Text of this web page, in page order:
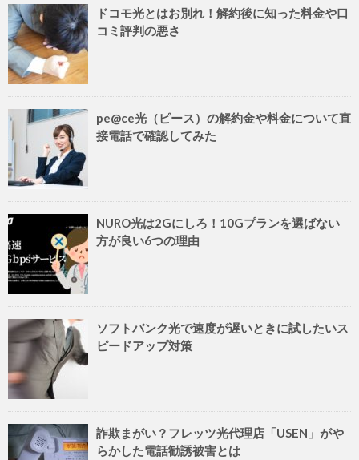
ドコモ光とはお別れ！解約後に知った料金や口
コミ評判の悪さ
pe@ce光（ピース）の解約金や料金について直
接電話で確認してみた
NURO光は2Gにしろ！10Gプランを選ばない
方が良い6つの理由
ソフトバンク光で速度が遅いときに試したいス
ピードアップ対策
詐欺まがい？フレッツ光代理店「USEN」がや
らかした電話勧誘被害とは